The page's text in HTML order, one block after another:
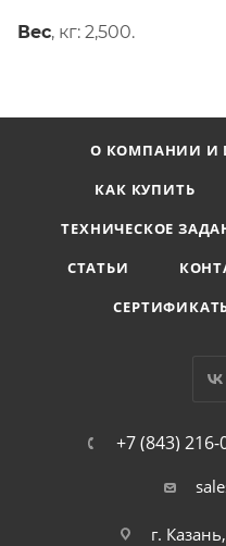
Вес, кг: 2,500.
О КОМПАНИИ И
КАК КУПИТЬ
ТЕХНИЧЕСКОЕ
СТАТЬИ
+7 (843) 216-
г.